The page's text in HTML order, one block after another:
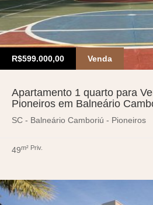
R$599.000,00 Venda
Apartamento 1 quarto para
Pioneiros em Balneário
SC - Balneário Camboriú - Pioneiros
49m² Priv.